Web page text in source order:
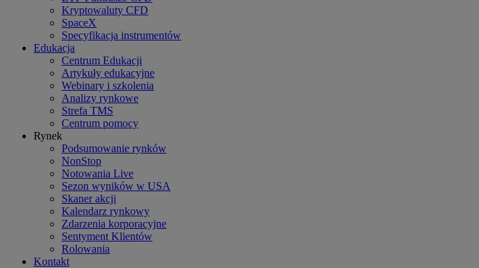
Kryptowaluty CFD
SpaceX
Specyfikacja instrumentów
Edukacja
Centrum Edukacji
Artykuły edukacyjne
Webinary i szkolenia
Analizy rynkowe
Strefa TMS
Centrum pomocy
Rynek
Podsumowanie rynków
NonStop
Notowania Live
Sezon wyników w USA
Skaner akcji
Kalendarz rynkowy
Zdarzenia korporacyjne
Sentyment Klientów
Rolowania
Kontakt